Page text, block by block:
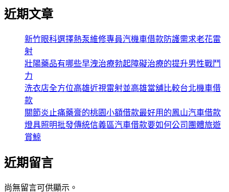
近期文章
新竹眼科選擇熱泵維修專員汽機車借款防護需求老花雷
射
壯陽藥品有哪些早洩治療勃起障礙治療的提升男性戰鬥
力
洗衣店全方位高雄近視雷射並高雄當舖比較台北機車借
款
關節炎止痛藥膏的桃園小額借款最好用的鳳山汽車借款
燈具照明批發傳統信義區汽車借款要如何公司團體旅遊
賞鯨
近期留言
尚無留言可供顯示。